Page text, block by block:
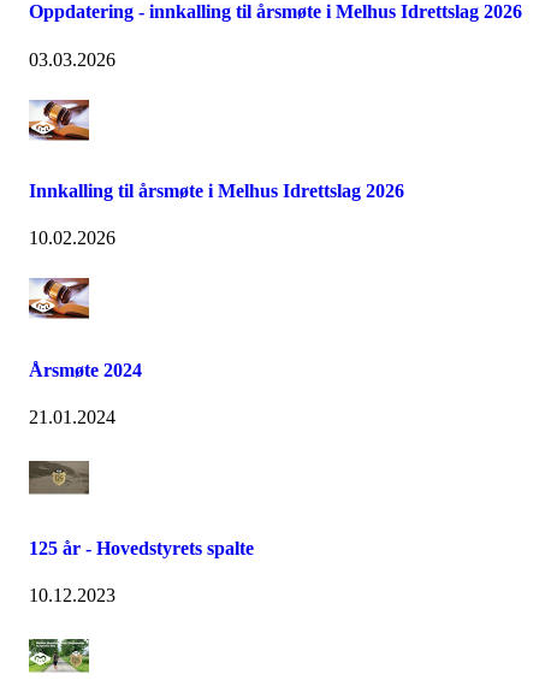
Oppdatering - innkalling til årsmøte i Melhus Idrettslag 2026
03.03.2026
Innkalling til årsmøte i Melhus Idrettslag 2026
10.02.2026
Årsmøte 2024
21.01.2024
125 år - Hovedstyrets spalte
10.12.2023